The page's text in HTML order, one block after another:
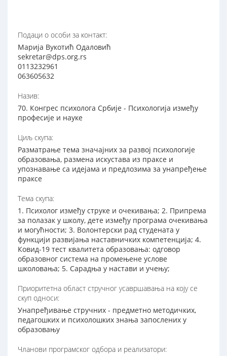
Подаци о особи за контакт:
Марија Вукотић Одаловић
sekretar@dps.org.rs
0113232961
063605632
Назив:
70. Конгрес психолога Србије - Психологија између
професије и науке
Циљ скупа:
Разматрање тема значајних за развој психологије
образовања, размена искустава из праксе и
упознавање са идејама и предлозима за унапређење
праксе
Тема скупа:
1. Психолог између струке и очекивања; 2. Припрема
за полазак у школу, дете између програма очекивања
и могућности; 3. Волонтерски рад студената у
функцији развијања наставничких компетенција; 4.
Ковид-19 тест квалитета образовања: одговор
образовног система на промењене услове
школовања; 5. Сарадња у настави и учењу;
Приоритетна област стручног усавршавања на коју се
скуп односи:
Унапређивање стручних - предметно методичких,
педагошких и психолошких знања запослених у
образовању
Чланови програмског одбора и реализатори: